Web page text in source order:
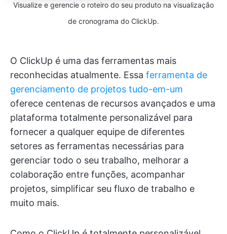
Visualize e gerencie o roteiro do seu produto na visualização
de cronograma do ClickUp.
O ClickUp é uma das ferramentas mais
reconhecidas atualmente. Essa ferramenta de
gerenciamento de projetos tudo-em-um
oferece centenas de recursos avançados e uma
plataforma totalmente personalizável para
fornecer a qualquer equipe de diferentes
setores as ferramentas necessárias para
gerenciar todo o seu trabalho, melhorar a
colaboração entre funções, acompanhar
projetos, simplificar seu fluxo de trabalho e
muito mais.